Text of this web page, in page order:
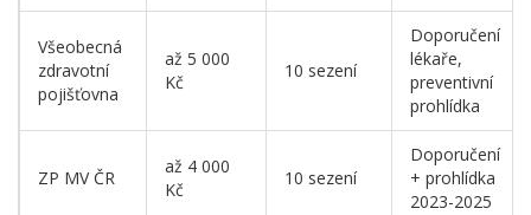
Všeobecná
zdravotní
pojišťovna
až 5 000
Kč
10 sezení
Doporučení
lékaře,
preventivní
prohlídka
ZP MV ČR
až 4 000
Kč
10 sezení
Doporučení
+ prohlídka
2023-2025